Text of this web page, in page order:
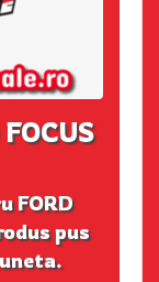
FORD
pus